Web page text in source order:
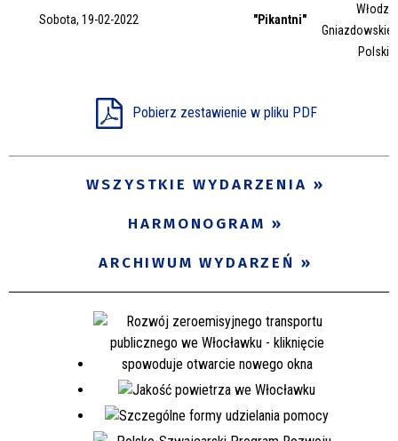
Trwające w zakresie
Sobota, 19-02-2022 "Pikantni"
Pobierz zestawienie w pliku PDF
WSZYSTKIE WYDARZENIA
HARMONOGRAM
ARCHIWUM WYDARZEŃ